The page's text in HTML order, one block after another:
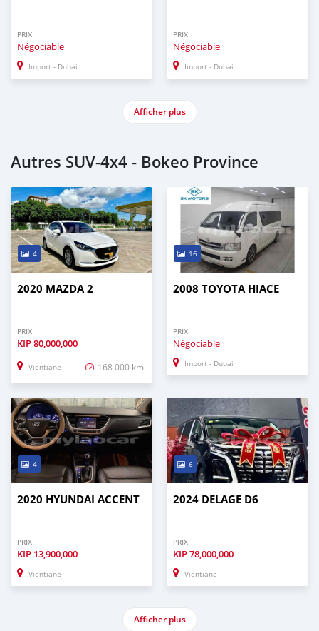
PRIX
Négociable
Import - Dubai
PRIX
Négociable
Import - Dubai
Afficher plus
Autres SUV‒4x4 - Bokeo Province
4
2020 MAZDA 2
PRIX
KIP80,000,000
Vientiane 168 000 km
16
2008 TOYOTA HIACE
PRIX
Négociable
Import - Dubai
4
2020 HYUNDAI ACCENT
PRIX
KIP 13,900,000
Vientiane
6
2024 DELAGE D6
PRIX
KIP78,000,000
Vientiane
Afficher plus